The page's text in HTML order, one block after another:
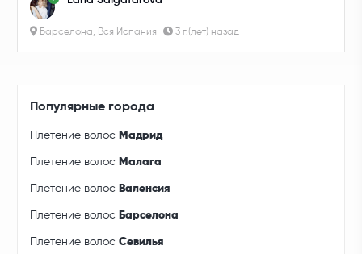
Барселона, Вся Испания 3 г.(лет) назад
Популярные города
Плетение волос Мадрид
Плетение волос Малага
Плетение волос Валенсия
Плетение волос Барселона
Плетение волосСевилья